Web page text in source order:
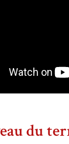
du